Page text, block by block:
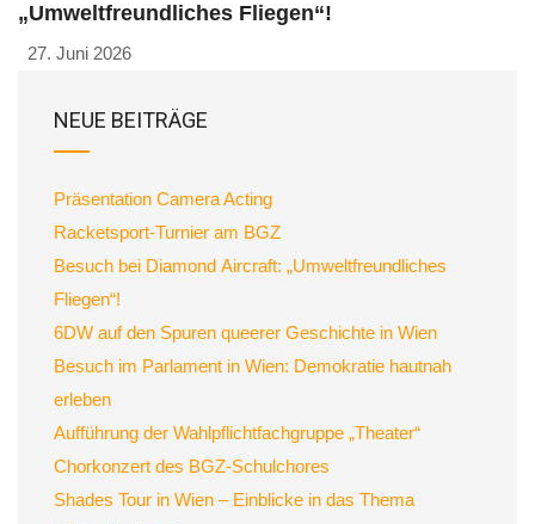
„Umweltfreundliches Fliegen“!
27. Juni 2026
NEUE BEITRÄGE
Präsentation Camera Acting
Racketsport-Turnier am BGZ
Besuch bei Diamond Aircraft: „Umweltfreundliches
Fliegen“!
6DW auf den Spuren queerer Geschichte in Wien
Besuch im Parlament in Wien: Demokratie hautnah
erleben
Aufführung der Wahlpflichtfachgruppe „Theater“
Chorkonzert des BGZ-Schulchores
Shades Tour in Wien – Einblicke in das Thema